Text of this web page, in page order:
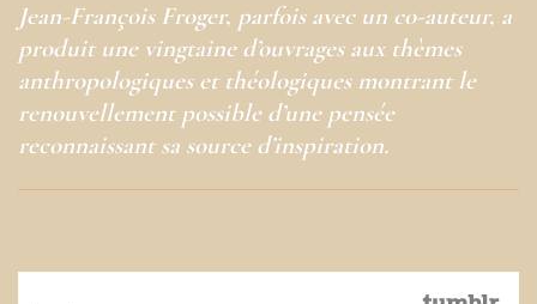
Jean-François Froger, parfois avec un co-auteur, a
produit une vingtaine d’ouvrages aux thèmes
anthropologiques et théologiques montrant le
renouvellement possible d’une pensée
reconnaissant sa source d’inspiration.